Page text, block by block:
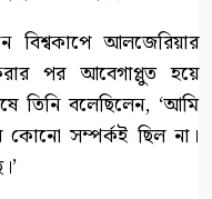
বিশ্বকাপে আলজেরিয়ার
পর আবেগাপ্লুত হয়ে
তিনি বলেছিলেন, ‘আমি
কোনো সম্পর্কই ছিল না।